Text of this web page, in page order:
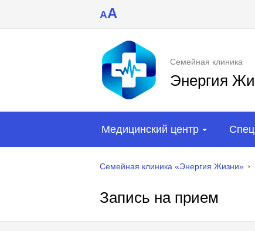
AA
Семейная клиника
Энергия
Медицинский центр
Семейная клиника «Энергия Жизни»
Запись на прием